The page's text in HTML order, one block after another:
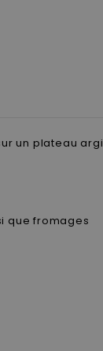
un plateau
que fromages